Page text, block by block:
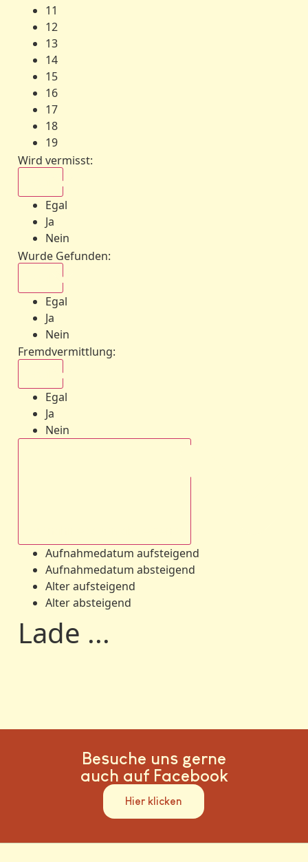
11
12
13
14
15
16
17
18
19
Wird vermisst:
Egal
Ja
Nein
Wurde Gefunden:
Egal
Ja
Nein
Fremdvermittlung:
Egal
Ja
Nein
Aufnahmedatum aufsteigend
Aufnahmedatum absteigend
Alter aufsteigend
Alter absteigend
Lade ...
Besuche uns gerne
auch auf Facebook
Hier klicken